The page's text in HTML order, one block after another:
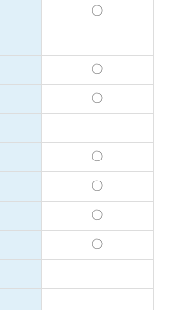
〇
〇
〇
〇
〇
〇
〇